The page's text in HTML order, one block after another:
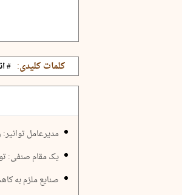
کلمات کلیدی: #
مدیرعامل
یک مقام صنفی: تولید
صنایع ملزم به کاهش برق